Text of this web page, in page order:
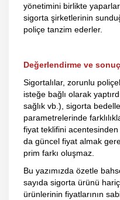
yönetimini birlikte
sigorta şirketlerinin
poliçe tanzim ederler.
Değerlendirme ve sonuç
Sigortalılar, zorunlu
isteğe bağlı olarak
sağlık vb.), sigorta
parametrelerinde
fiyat teklifini
da güncel fiyat almak
prim farkı oluşmaz.
Bu yazımızda özetle
sayıda sigorta ürünü
ürünlerinin fiyatlarının